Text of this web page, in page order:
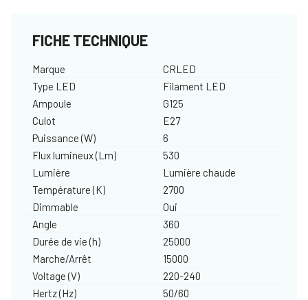
FICHE TECHNIQUE
Marque
CRLED
Type LED
Filament LED
Ampoule
G125
Culot
E27
Puissance (W)
6
Flux lumineux (Lm)
530
Lumière
Lumière chaude
Température (K)
2700
Dimmable
Oui
Angle
360
Durée de vie (h)
25000
Marche/Arrêt
15000
Voltage (V)
220-240
Hertz (Hz)
50/60